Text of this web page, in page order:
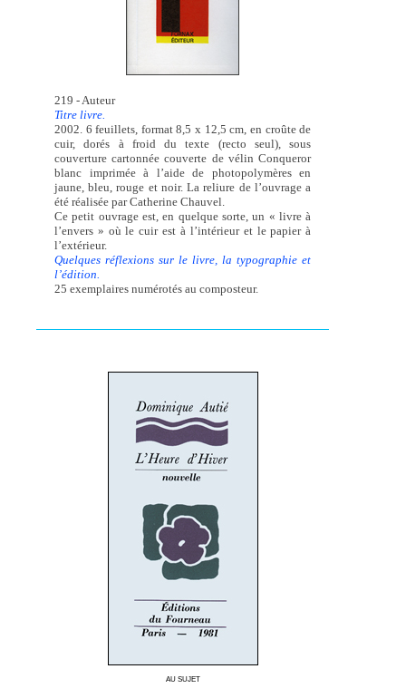
219 - Auteur
Titre livre.
2002. 6 feuillets, format 8,5 x 12,5 cm, en croûte de
cuir, dorés à froid du texte (recto seul), sous
couverture cartonnée couverte de vélin Conqueror
blanc imprimée à l’aide de photopolymères en
jaune, bleu, rouge et noir. La reliure de l’ouvrage a
été réalisée par Catherine Chauvel.
Ce petit ouvrage est, en quelque sorte, un « livre à
l’envers » où le cuir est à l’intérieur et le papier à
l’extérieur.
Quelques réflexions sur le livre, la typographie et
l’édition.
25 exemplaires numérotés au composteur.
AU SUJET